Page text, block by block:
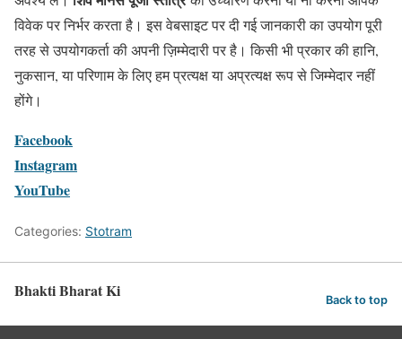
विवेक पर निर्भर करता है। इस वेबसाइट पर दी गई जानकारी का उपयोग पूरी
तरह से उपयोगकर्ता की अपनी ज़िम्मेदारी पर है। किसी भी प्रकार की हानि,
नुकसान, या परिणाम के लिए हम प्रत्यक्ष या अप्रत्यक्ष रूप से जिम्मेदार नहीं
होंगे।
Facebook
Instagram
YouTube
Categories: Stotram
Bhakti Bharat Ki Back to top